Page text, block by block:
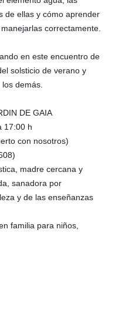
de ellas y cómo aprender
correctamente.
en este encuentro de
solsticio de verano y
demás.
DE GAIA
17:00 h
con nosotros)
madre cercana y
sanadora por
y de las enseñanzas
familia para niños,